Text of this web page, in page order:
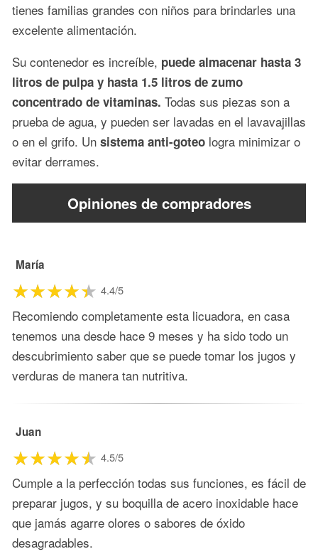
tienes familias grandes con niños para brindarles una
excelente alimentación.
Su contenedor es increíble, puede almacenar hasta 3
litros de pulpa y hasta 1.5 litros de zumo
concentrado de vitaminas. Todas sus piezas son a
prueba de agua, y pueden ser lavadas en el lavavajillas
o en el grifo. Un sistema anti-goteo logra minimizar o
evitar derrames.
Opiniones de compradores
María
4.4/5
Recomiendo completamente esta licuadora, en casa
tenemos una desde hace 9 meses y ha sido todo un
descubrimiento saber que se puede tomar los jugos y
verduras de manera tan nutritiva.
Juan
4.5/5
Cumple a la perfección todas sus funciones, es fácil de
preparar jugos, y su boquilla de acero inoxidable hace
que jamás agarre olores o sabores de óxido
desagradables.